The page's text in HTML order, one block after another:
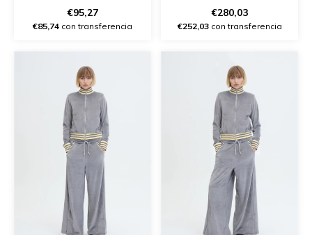
€95,27
€85,74 con transferencia
€280,03
€252,03con transferencia